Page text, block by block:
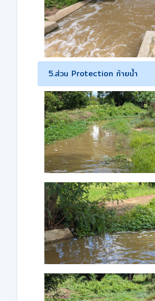
5.ส่วน Protection ท้ายน้ำ